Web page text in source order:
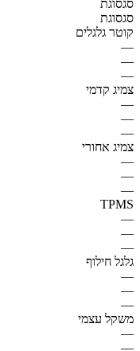
סגסוגת
סגסוגת
קוטר גלגלים
—
—
—
צמיג קדמי
—
—
—
צמיג אחורי
—
—
—
TPMS
—
—
—
גלגל חילוף
—
—
—
משקל עצמי
—
—